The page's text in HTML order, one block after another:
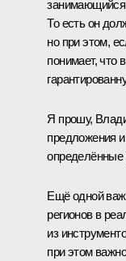
занимающийся
То есть он
но при этом,
понимает, что
Я прошу,
предложения
определённые
Ещё одной
регионов в
из
при этом